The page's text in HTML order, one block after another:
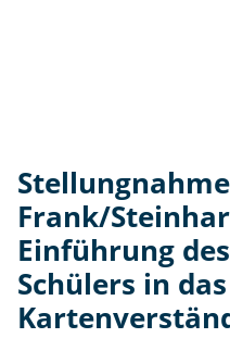
Frank/
Einführung
Schülers in das